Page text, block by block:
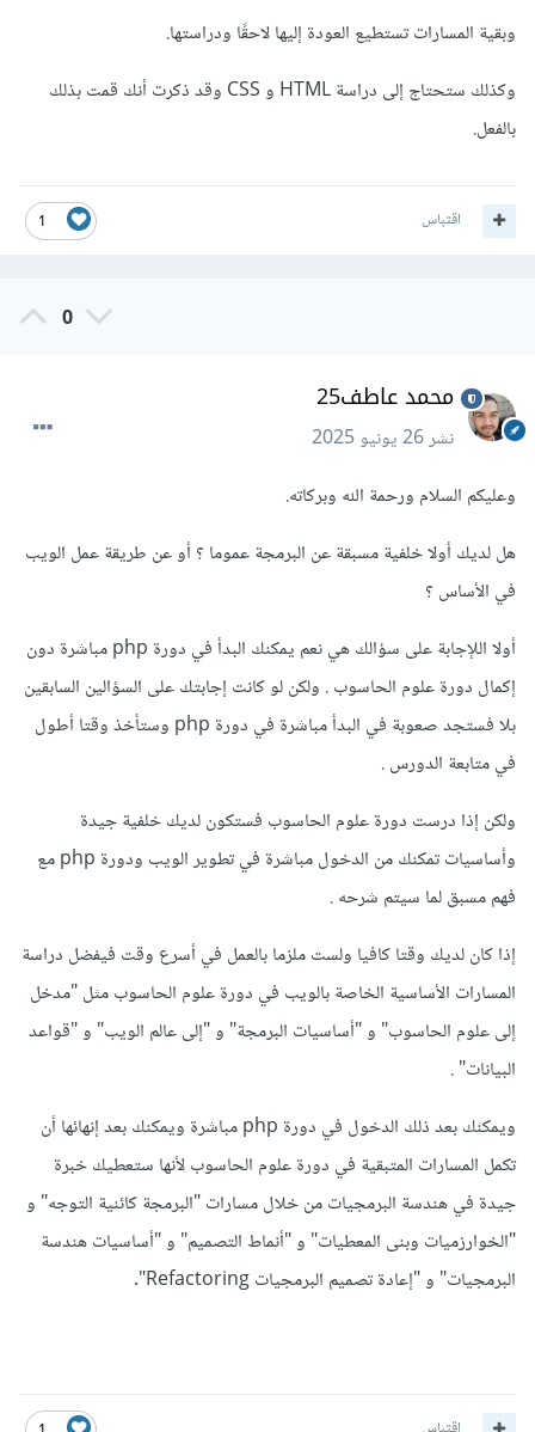
وبقية المسارات تستطيع العودة إليها لاحقًا ودراستها.
وكذلك ستحتاج إلى دراسة HTML و CSS وقد ذكرت أنك قمت بذلك
بالفعل.
1 اقتباس
0
محمد عاطف25
نشر26 يونيو 2025
وعليكم السلام ورحمة الله وبركاته.
هل لديك أولا خلفية مسبقة عن البرمجة عموما ؟ أو عن طريقة عمل الويب
في الأساس ؟
أولا اللإجابة على سؤالك هي نعم يمكنك البدأ في دورة php مباشرة دون
إكمال دورة علوم الحاسوب . ولكن لو كانت إجابتك على السؤالين السابقين
بلا فستجد صعوبة في البدأ مباشرة في دورة php وستأخذ وقتا أطول
في متابعة الدورس .
ولكن إذا درست دورة علوم الحاسوب فستكون لديك خلفية جيدة
وأساسيات تمكنك من الدخول مباشرة في تطوير الويب ودورة php مع
فهم مسبق لما سيتم شرحه .
إذا كان لديك وقتا كافيا ولست ملزما بالعمل في أسرع وقت فيفضل دراسة
المسارات الأساسية الخاصة بالويب في دورة علوم الحاسوب مثل "مدخل
إلى علوم الحاسوب" و "أساسيات البرمجة" و "إلى عالم الويب" و "قواعد
البيانات" .
ويمكنك بعد ذلك الدخول في دورة php مباشرة ويمكنك بعد إنهائها أن
تكمل المسارات المتبقية في دورة علوم الحاسوب لأنها ستعطيك خبرة
جيدة في هندسة البرمجيات من خلال مسارات "البرمجة كائنية التوجه" و
"الخوارزميات وبنى المعطيات" و "أنماط التصميم" و "أساسيات هندسة
البرمجيات" و "إعادة تصميم البرمجيات Refactoring".